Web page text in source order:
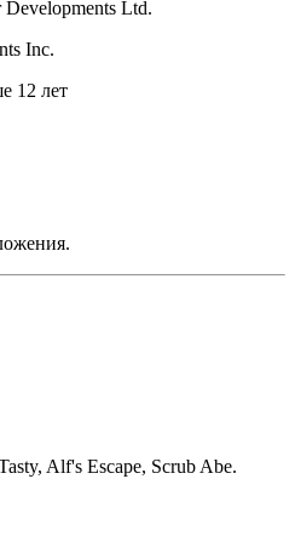
Developments Ltd.
Inc.
12 лет
Alf's Escape, Scrub Abe.